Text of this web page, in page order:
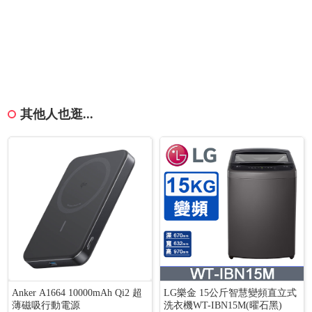
其他人也逛...
Anker A1664 10000mAh Qi2 超
薄磁吸行動電源
LG樂金 15公斤智慧變頻直立式
洗衣機WT-IBN15M(曜石黑)